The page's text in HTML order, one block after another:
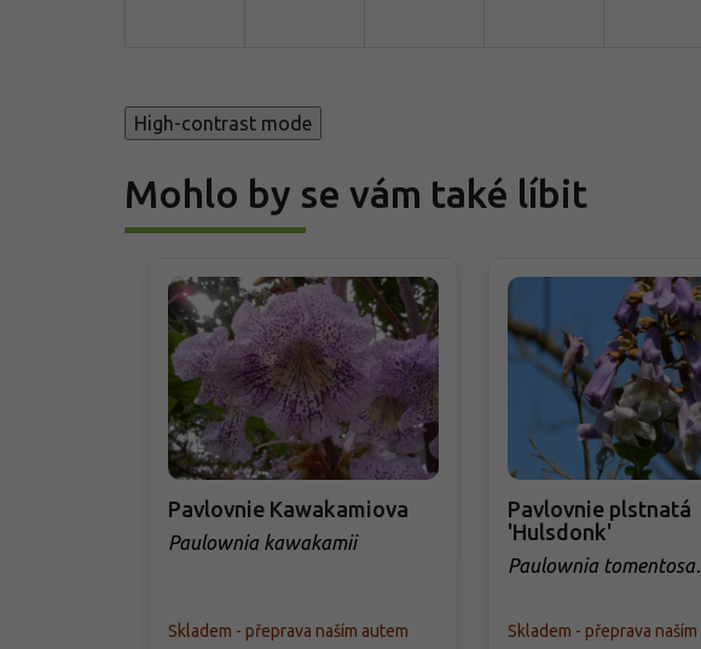
High-contrast mode
Mohlo by se vám také líbit
Pavlovnie Kawakamiova
Paulownia kawakamii
Skladem - přeprava naším autem
Pavlovnie plstnatá
'Hulsdonk'
Paulownia tomentosa
Skladem - přeprava